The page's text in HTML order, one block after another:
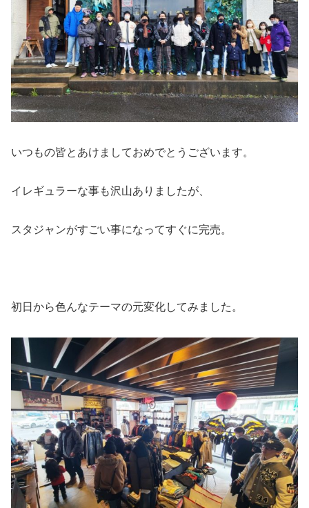
いつもの皆とあけましておめでとうございます。
イレギュラーな事も沢山ありましたが、
スタジャンがすごい事になってすぐに完売。
初日から色んなテーマの元変化してみました。